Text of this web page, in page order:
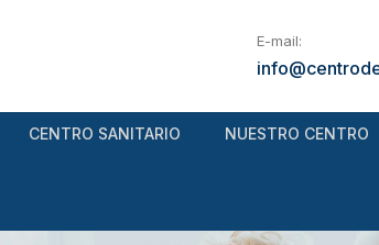
E-mail:
CENTRO SANITARIO NUESTRO CENTRO